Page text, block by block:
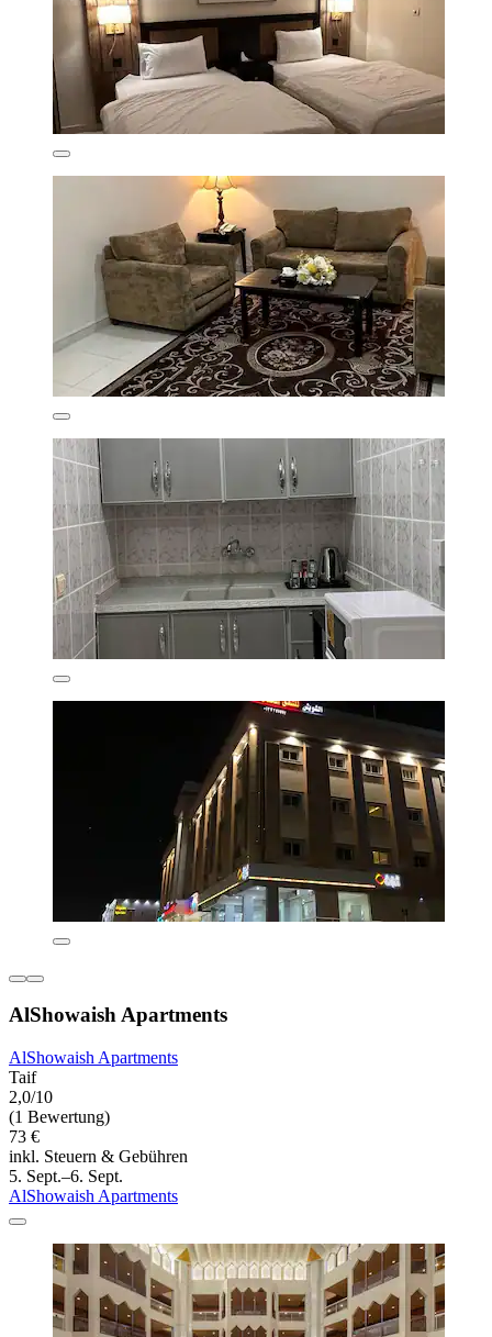
AlShowaish Apartments
AlShowaish Apartments
Taif
2,0/10
(1 Bewertung)
73 €
inkl. Steuern & Gebühren
5. Sept.–6. Sept.
AlShowaish Apartments